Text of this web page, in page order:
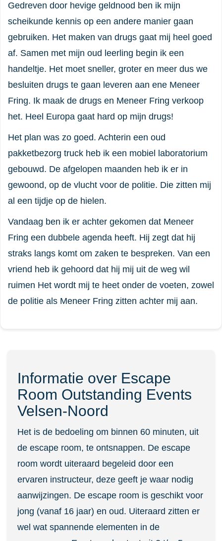
Gedreven door hevige geldnood ben ik mijn
scheikunde kennis op een andere manier gaan
gebruiken. Het maken van drugs gaat mij heel goed
af. Samen met mijn oud leerling begin ik een
handeltje. Het moet sneller, groter en meer dus we
besluiten drugs te gaan leveren aan ene Meneer
Fring. Ik maak de drugs en Meneer Fring verkoop
het. Heel Europa gaat hard op mijn drugs!
Het plan was zo goed. Achterin een oud
pakketbezorg truck heb ik een mobiel laboratorium
gebouwd. De afgelopen maanden heb ik er in
gewoond, op de vlucht voor de politie. Die zitten mij
al een tijdje op de hielen.
Vandaag ben ik er achter gekomen dat Meneer
Fring een dubbele agenda heeft. Hij zegt dat hij
straks langs komt om zaken te bespreken. Van een
vriend heb ik gehoord dat hij mij uit de weg wil
ruimen Het wordt mij te heet onder de voeten, zowel
de politie als Meneer Fring zitten achter mij aan.
Informatie over Escape
Room Outstanding Events
Velsen-Noord
Het is de bedoeling om binnen 60 minuten, uit
de escape room, te ontsnappen. De escape
room wordt uiteraard begeleid door een
ervaren instructeur, deze geeft je waar nodig
aanwijzingen. De escape room is geschikt voor
jong (vanaf 16 jaar) en oud. Uiteraard zitten er
wel wat spannende elementen in de